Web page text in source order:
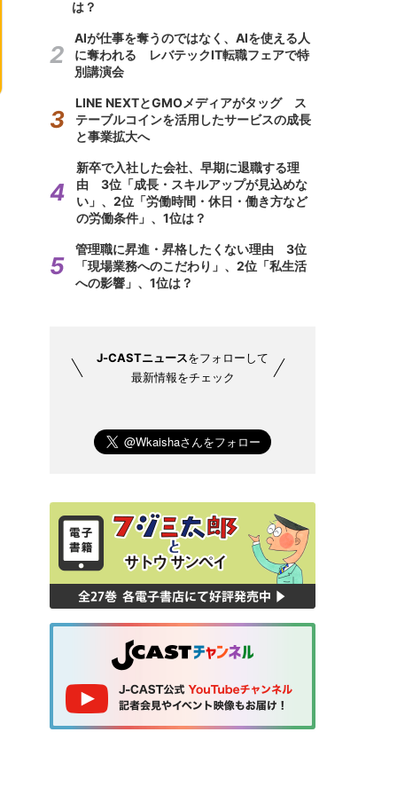
は？
AIが仕事を奪うのではなく、AIを使える人
に奪われる レバテックIT転職フェアで特
別講演会
LINE NEXTとGMOメディアがタッグ ス
テーブルコインを活用したサービスの成長
と事業拡大へ
新卒で入社した会社、早期に退職する理
由 3位「成長・スキルアップが見込めな
い」、2位「労働時間・休日・働き方など
の労働条件」、1位は？
管理職に昇進・昇格したくない理由 3位
「現場業務へのこだわり」、2位「私生活
への影響」、1位は？
J-CASTニュースをフォローして
最新情報をチェック